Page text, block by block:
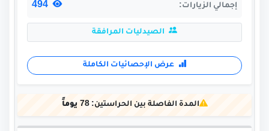
إجمالي الزيارات:
الصيدليات المرافقة
عرض الإحصائيات الكاملة
المدة الفاصلة بين الحراستين:78 يوماً